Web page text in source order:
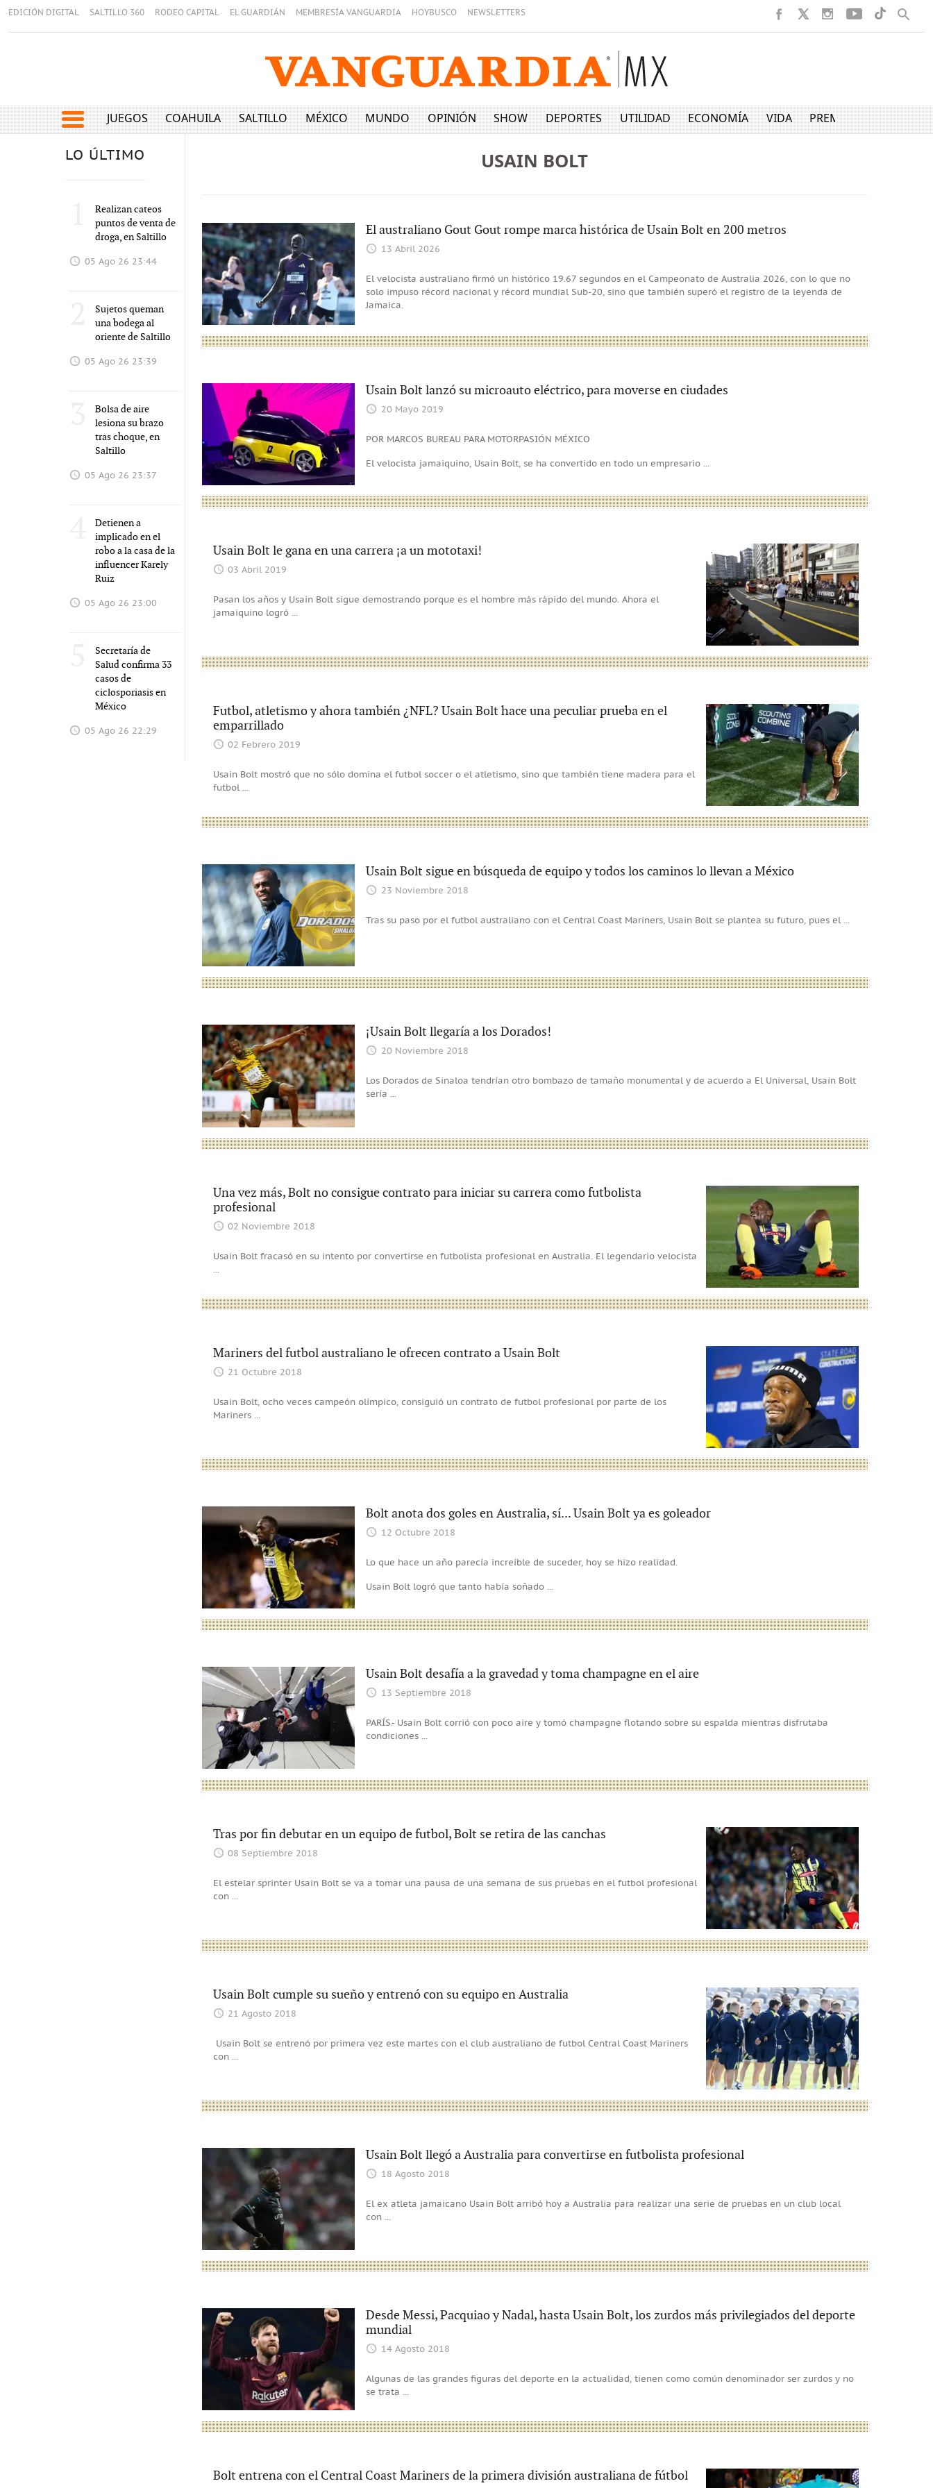
EDICIÓN DIGITAL SALTILLO 360 RODEO CAPITAL EL GUARDIÁN MEMBRESÍA VANGUARDIA HOYBUSCO NEWSLETTERS
JUEGOS COAHUILA SALTILLO MÉXICO MUNDO OPINIÓN SHOW DEPORTES UTILIDAD ECONOMÍA VIDA PREMIUM
LO ÚLTIMO
Realizan cateos
puntos de venta de
droga, en Saltillo
05 Ago 26 23:44
Sujetos queman
una bodega al
oriente de Saltillo
05 Ago 26 23:39
Bolsa de aire
lesiona su brazo
tras choque, en
Saltillo
05 Ago 26 23:37
Detienen a
implicado en el
robo a la casa de la
influencer Karely
Ruiz
05 Ago 26 23:00
Secretaría de
Salud confirma 33
casos de
ciclosporiasis en
México
05 Ago 26 22:29
USAIN BOLT
El australiano Gout Gout rompe marca histórica de Usain Bolt en 200 metros
13 Abril 2026
El velocista australiano firmó un histórico 19.67 segundos en el Campeonato de Australia 2026, con lo que no
solo impuso récord nacional y récord mundial Sub-20, sino que también superó el registro de la leyenda de
Jamaica.
Usain Bolt lanzó su microauto eléctrico, para moverse en ciudades
20 Mayo 2019
POR MARCOS BUREAU PARA MOTORPASIÓN MÉXICO
El velocista jamaiquino, Usain Bolt, se ha convertido en todo un empresario ...
Usain Bolt le gana en una carrera ¡a un mototaxi!
03 Abril 2019
Pasan los años y Usain Bolt sigue demostrando porque es el hombre más rápido del mundo. Ahora el
jamaiquino logró ...
Futbol, atletismo y ahora también ¿NFL? Usain Bolt hace una peculiar prueba en el
emparrillado
02 Febrero 2019
Usain Bolt mostró que no sólo domina el futbol soccer o el atletismo, sino que también tiene madera para el
futbol ...
Usain Bolt sigue en búsqueda de equipo y todos los caminos lo llevan a México
23 Noviembre 2018
Tras su paso por el futbol australiano con el Central Coast Mariners, Usain Bolt se plantea su futuro, pues el ...
¡Usain Bolt llegaría a los Dorados!
20 Noviembre 2018
Los Dorados de Sinaloa tendrían otro bombazo de tamaño monumental y de acuerdo a El Universal, Usain Bolt
sería ...
Una vez más, Bolt no consigue contrato para iniciar su carrera como futbolista
profesional
02 Noviembre 2018
Usain Bolt fracasó en su intento por convertirse en futbolista profesional en Australia. El legendario velocista
Mariners del futbol australiano le ofrecen contrato a Usain Bolt
21 Octubre 2018
Usain Bolt, ocho veces campeón olímpico, consiguió un contrato de futbol profesional por parte de los
Mariners
Bolt anota dos goles en Australia, sí... Usain Bolt ya es goleador
12 Octubre 2018
Lo que hace un año parecía increíble de suceder, hoy se hizo realidad.
Usain Bolt logró que tanto había soñado
Usain Bolt desafía a la gravedad y toma champagne en el aire
13 Septiembre 2018
PARÍS.- Usain Bolt corrió con poco aire y tomó champagne flotando sobre su espalda mientras disfrutaba
condiciones ...
Tras por fin debutar en un equipo de futbol, Bolt se retira de las canchas
08 Septiembre 2018
El estelar sprinter Usain Bolt se va a tomar una pausa de una semana de sus pruebas en el futbol profesional
con ...
Usain Bolt cumple su sueño y entrenó con su equipo en Australia
21 Agosto 2018
Usain Bolt se entrenó por primera vez este martes con el club australiano de futbol Central Coast Mariners
con ...
Usain Bolt llegó a Australia para convertirse en futbolista profesional
18 Agosto 2018
El ex atleta jamaicano Usain Bolt arribó hoy a Australia para realizar una serie de pruebas en un club local
con ...
Desde Messi, Pacquiao y Nadal, hasta Usain Bolt, los zurdos más privilegiados del deporte
mundial
14 Agosto 2018
Algunas de las grandes figuras del deporte en la actualidad, tienen como común denominador ser zurdos y no
se trata ...
Bolt entrena con el Central Coast Mariners de la primera división australiana de fútbol